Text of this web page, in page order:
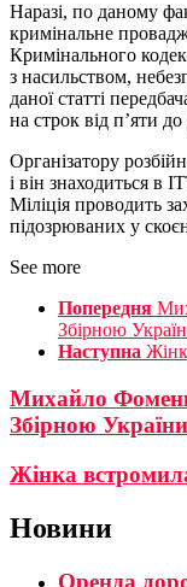
Наразі, по даному
кримінальне
Кримінального
з насильством,
даної статті
на строк від п’яти
Організатору
і він знаходиться в
Міліція проводить
підозрюваних у
See more
Попередня
Збірною
Наступна
Михайло
Збірною України
Жінка
Новини
Оренда